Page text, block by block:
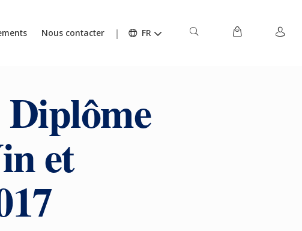
Nous contacter FR
et